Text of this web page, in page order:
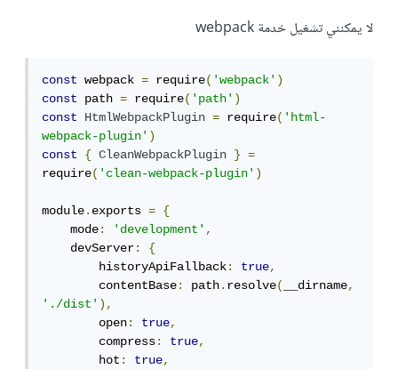
لا يمكنني تشغيل خدمة webpack
const webpack = require('webpack')
const
path = require('path')
const
HtmlWebpackPlugin = require('html-
webpack-plugin')
const
{ CleanWebpackPlugin }
=
require('clean-webpack-plugin')
module.exports =
{
    mode
: 'development',
    devServer
:
{
        historyApiFallback
: true,
        contentBase
: path.resolve( __dirname,
'./dist'),
        open
: true,
        compress
: true,
        hot
: true,